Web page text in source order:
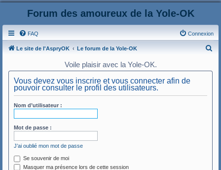
Forum des amoureux de la Yole-OK
FAQ Connexion
Le site de l'AspryOK Le forum de la Yole-OK
Voile plaisir avec la Yole-OK.
Vous devez vous inscrire et vous connecter afin de
pouvoir consulter le profil des utilisateurs.
Nom d’utilisateur :
Mot de passe :
J’ai oublié mon mot de passe
Se souvenir de moi
Masquer ma présence lors de cette session